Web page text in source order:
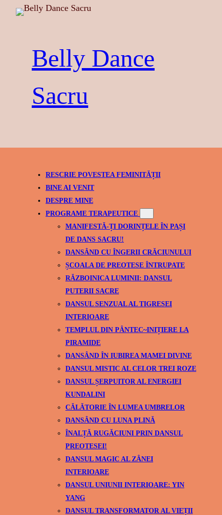
Belly Dance
Sacru
RESCRIE POVESTEA FEMINITĂȚII
BINE AI VENIT
DESPRE MINE
PROGRAME TERAPEUTICE
MANIFESTĂ-ȚI DORINȚELE ÎN PAȘI
DE DANS SACRU!
DANSÂND CU ÎNGERII CRĂCIUNULUI
ȘCOALA DE PREOTESE ÎNTRUPATE
RĂZBOINICA LUMINII: DANSUL
PUTERII SACRE
DANSUL SENZUAL AL TIGRESEI
INTERIOARE
TEMPLUL DIN PÂNTEC~INIȚIERE LA
PIRAMIDE
DANSÂND ÎN IUBIREA MAMEI DIVINE
DANSUL MISTIC AL CELOR TREI ROZE
DANSUL ȘERPUITOR AL ENERGIEI
KUNDALINI
CĂLĂTORIE ÎN LUMEA UMBRELOR
DANSÂND CU LUNA PLINĂ
ÎNALȚĂ RUGĂCIUNI PRIN DANSUL
PREOTESEI!
DANSUL MAGIC AL ZÂNEI
INTERIOARE
DANSUL UNIUNII INTERIOARE: YIN
YANG
DANSUL TRANSFORMATOR AL VIEȚII